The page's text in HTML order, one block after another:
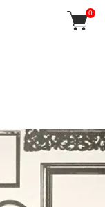
0